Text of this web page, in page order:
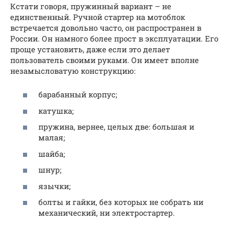
Кстати говоря, пружинный вариант – не
единственный. Ручной стартер на мотоблок
встречается довольно часто, он распространен в
России. Он намного более прост в эксплуатации. Его
проще установить, даже если это делает
пользователь своими руками. Он имеет вполне
незамысловатую конструкцию:
барабанный корпус;
катушка;
пружина, вернее, целых две: большая и
малая;
шайба;
шнур;
язычки;
болты и гайки, без которых не собрать ни
механический, ни электростартер.